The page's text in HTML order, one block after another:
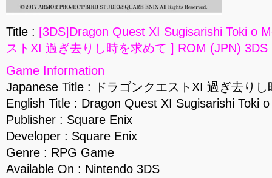
Title : [3DS]Dragon Quest XI Sugisarishi Toki o
ストXI 過ぎ去りし時を求めて ] ROM (JPN) 3DS
Game Information
Japanese Title : ドラゴンクエストXI 過ぎ去りし
English Title : Dragon Quest XI Sugisarishi Toki
Publisher : Square Enix
Developer : Square Enix
Genre : RPG Game
Available On : Nintendo 3DS